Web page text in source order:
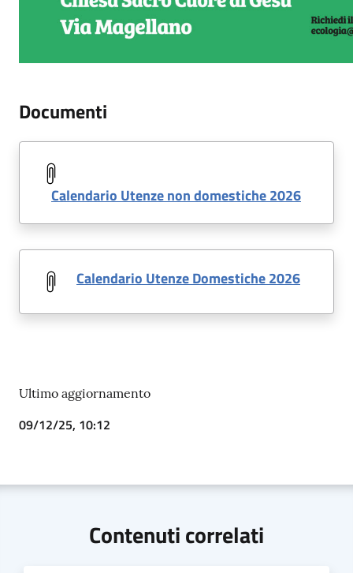
Documenti
Calendario Utenze non domestiche 2026
Calendario Utenze Domestiche 2026
Ultimo aggiornamento
09/12/25, 10:12
Contenuti correlati